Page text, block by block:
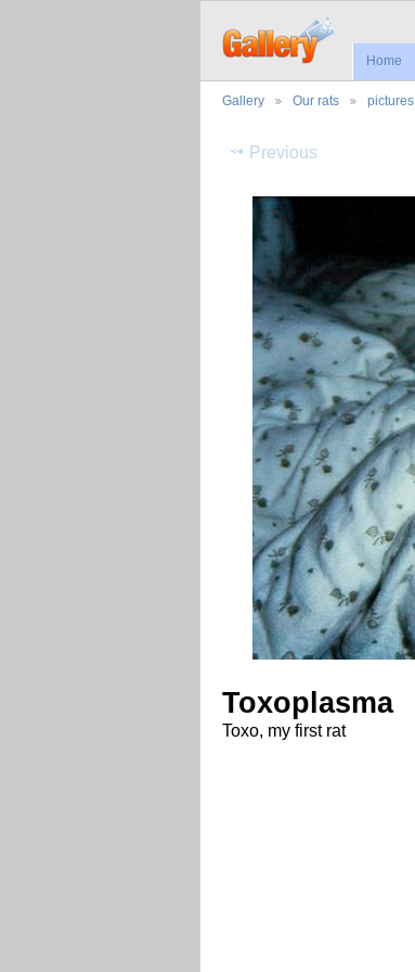
Home
Gallery Our rats pictures
Previous
Toxoplasma
Toxo, my first rat